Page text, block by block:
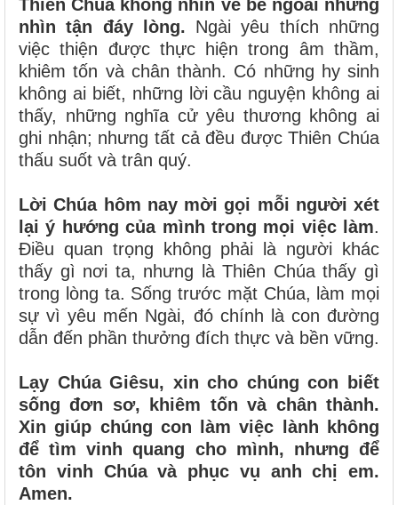
Thiên Chúa không nhìn vẻ bề ngoài nhưng
nhìn tận đáy lòng. Ngài yêu thích những
việc thiện được thực hiện trong âm thầm,
khiêm tốn và chân thành. Có những hy sinh
không ai biết, những lời cầu nguyện không ai
thấy, những nghĩa cử yêu thương không ai
ghi nhận; nhưng tất cả đều được Thiên Chúa
thấu suốt và trân quý.
Lời Chúa hôm nay mời gọi mỗi người xét
lại ý hướng của mình trong mọi việc làm.
Điều quan trọng không phải là người khác
thấy gì nơi ta, nhưng là Thiên Chúa thấy gì
trong lòng ta. Sống trước mặt Chúa, làm mọi
sự vì yêu mến Ngài, đó chính là con đường
dẫn đến phần thưởng đích thực và bền vững.
Lạy Chúa Giêsu, xin cho chúng con biết
sống đơn sơ, khiêm tốn và chân thành.
Xin giúp chúng con làm việc lành không
để tìm vinh quang cho mình, nhưng để
tôn vinh Chúa và phục vụ anh chị em.
Amen.